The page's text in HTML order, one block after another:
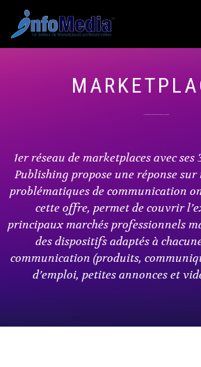
Aller
1er réseau de marketplaces avec
Publishing propose une réponse sur
problématiques de communication
cette offre, permet de couvrir
principaux marchés professionnels
des dispositifs adaptés à
communication (produits,
d’emploi, petites annonces et